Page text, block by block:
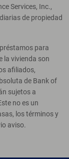
Services, Inc.,
de propiedad
para
la vivienda son
afiliados,
de Bank of
sujetos a
no es un
los términos y
aviso.